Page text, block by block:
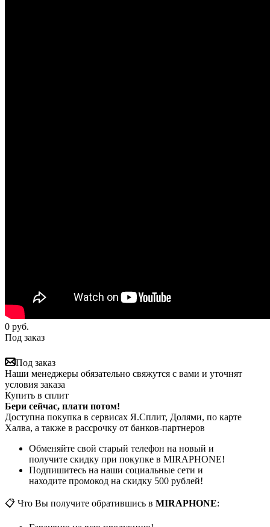
0 руб.
Под заказ
Под заказ
Наши менеджеры обязательно свяжутся с вами и уточнят
условия заказа
Купить в сплит
Бери сейчас, плати потом!
Доступна покупка в сервисах Я.Сплит, Долями, по карте
Халва, а также в рассрочку от банков-партнеров
Обменяйте свой старый телефон на новый и
получите скидку при покупке в MIRAPHONE!
Подпишитесь на наши социальные сети и
находите промокод на скидку 500 рублей!
📋 Что Вы получите обратившись в MIRAPHONE: